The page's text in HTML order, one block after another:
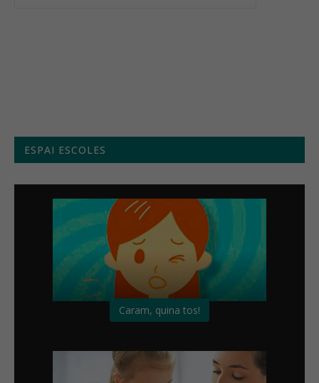
ESPAI ESCOLES
Caram, quina tos!